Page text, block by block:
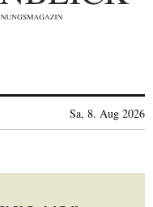
Sa, 8. Aug 2026